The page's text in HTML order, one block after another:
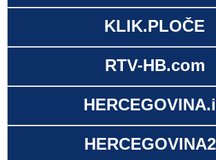
KLIK.PLOČE
RTV-HB.com